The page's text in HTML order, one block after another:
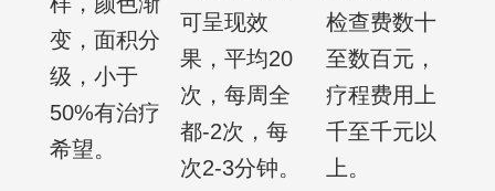
变，面积分
级，小于
50%有治疗
希望。
可呈现效
果，平均20
次，每周全
都-2次，每
次2-3分钟。
检查费数十
至数百元，
疗程费用上
千至千元以
上。